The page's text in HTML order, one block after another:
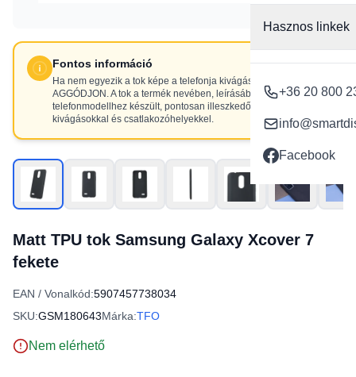
Hasznos linkek
+36 20 800
Facebook
Fontos információ
Ha nem egyezik a tok képe a telefonja kivágásaival, NE
AGGÓDJON. A tok a termék nevében, leírásában szereplő
telefonmodellhez készült, pontosan illeszkedő
kivágásokkal és csatlakozóhelyekkel.
Matt TPU tok Samsung Galaxy Xcover 7
fekete
EAN / Vonalkód:5907457738034
SKU:GSM180643Márka:TFO
Nem elérhető